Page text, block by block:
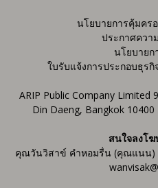
นโยบายการคุ้มคร
ประกาศควา
นโยบายก
ใบรับแจ้งการประกอบธุร
ARIP Public Company Limited
Din Daeng, Bangkok
สนใจลงโ
คุณวันวิสาข์ คำหอมรื่น (คุณแนน)